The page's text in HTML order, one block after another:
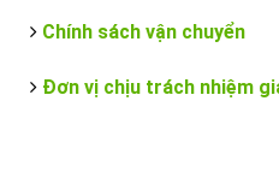
Chính sách vận chuyển
Đơn vị chịu trách nhiệm